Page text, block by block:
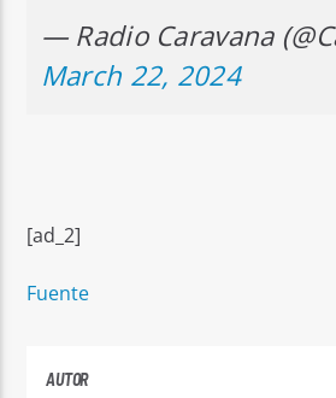
— Radio Caravana
March 22, 2024
[ad_2]
Fuente
AUTOR